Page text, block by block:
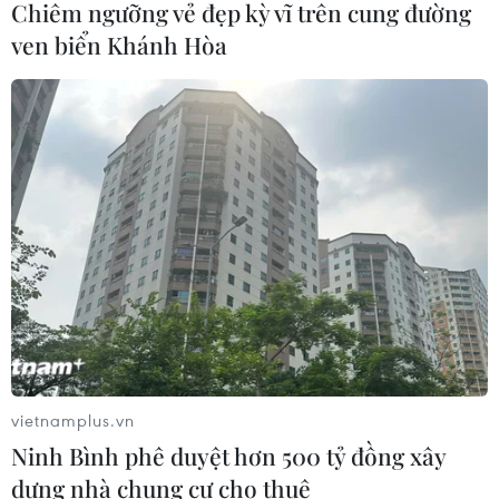
phẩm thép và những tác động tới
Việt Nam
04/08/2026 13:13
Gián đoạn nguồn cung LNG, Bỉ tăng
phụ thuộc vào Nga
04/08/2026 09:52
Gia Lai: Phát hiện hơn 3,4 tấn mỹ
phẩm không có phiếu công bố sản
phẩm
04/08/2026 04:48
Bứt phá trước "tháng Ngâu": Hãng xe
Chiêm ngưỡng vẻ đẹp kỳ vĩ trên cung đường
ven biển Khánh Hòa
vietnamplus.vn
Ninh Bình phê duyệt hơn 500 tỷ đồng xây
dựng nhà chung cư cho thuê